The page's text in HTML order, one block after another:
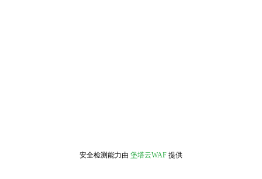
安全检测能力由 堡塔云WAF 提供